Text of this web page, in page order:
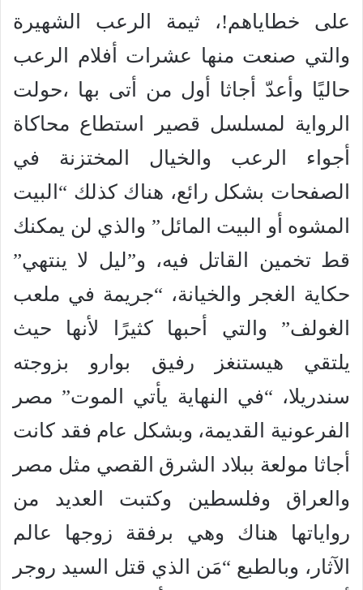
على خطاياهم!، ثيمة الرعب الشهيرة
والتي صنعت منها عشرات أفلام الرعب
حاليًا وأعدّ أجاثا أول من أتى بها ،حولت
الرواية لمسلسل قصير استطاع محاكاة
أجواء الرعب والخيال المختزنة في
الصفحات بشكل رائع، هناك كذلك “البيت
المشوه أو البيت المائل” والذي لن يمكنك
قط تخمين القاتل فيه، و”ليل لا ينتهي”
حكاية الغجر والخيانة، “جريمة في ملعب
الغولف” والتي أحبها كثيرًا لأنها حيث
يلتقي هيستنغز رفيق بوارو بزوجته
سندريلا، “في النهاية يأتي الموت” مصر
الفرعونية القديمة، وبشكل عام فقد كانت
أجاثا مولعة ببلاد الشرق القصي مثل مصر
والعراق وفلسطين وكتبت العديد من
رواياتها هناك وهي برفقة زوجها عالم
الآثار، وبالطبع “مَن الذي قتل السيد روجر